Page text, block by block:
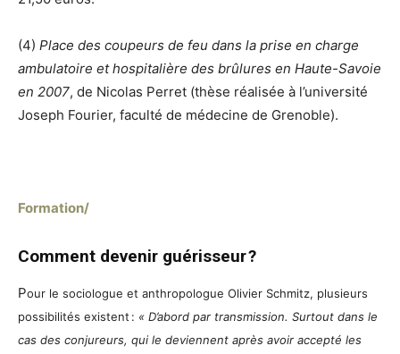
(4) Place des coupeurs de feu dans la prise en charge
ambulatoire et hospitalière des brûlures en Haute-Savoie
en 2007, de Nicolas Perret (thèse réalisée à l’université
Joseph Fourier, faculté de médecine de Grenoble).
Formation/
Comment devenir guérisseur ?
Pour le sociologue et anthropologue Olivier Schmitz, plusieurs
possibilités existent : « D’abord par transmission. Surtout dans le
cas des conjureurs, qui le deviennent après avoir accepté les